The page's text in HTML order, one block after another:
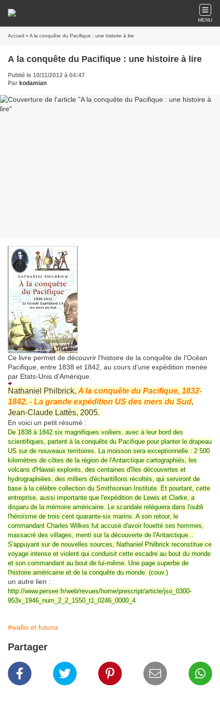
MENU
Accueil » A la conquête du Pacifique : une histoire à lire
A la conquête du Pacifique : une histoire à lire
Publié le 10/11/2012 à 04:47
Par kodamian
Ce livre permet de découvrir l'histoire de la conquête de l'Océan
Pacifique, entre 1838 et 1842, au cours d'une expédition menée
par Etats-Unis d'Amérique.
Nathaniel Philbrick, A la conquête du Pacifique, 1832-
1842. - La grande expédition US des mers du Sud,
Jean-Claude Lattès, 2005.
En voici un petit résumé :
De 1838 à 1842 six magnifiques voiliers, avec à leur bord des
scientifiques, partent à la conquête du Pacifique pour planter le drapeau
US sur de nouveaux territoires. La moisson sera exceptionnelle : 2 500
kilomètres de côtes de la région de l'Antarctique cartographiés, les
volcans d'Hawaii explorés, des centaines d'îles découvertes et
hydrographiées, des milliers d'échantillons récoltés, qui serviront de
base à la célèbre collection du Smithsonian Institute. Et pourtant, cette
entreprise, aussi importante que l'expédition de Lewis et Clarke, a
disparu de la mémoire américaine. Le scandale reléguera dans l'oubli
l'héroïsme de trois cent quarante-six marins. A son retour, le
commandant Charles Wilkes fut accusé d'avoir fouetté ses hommes,
massacré des villages, menti sur la découverte de l'Antarctique...
S'appuyant sur de nouvelles sources, Nathaniel Philbrick reconstitue ce
voyage intense et violent qui conduisit cette escadre au bout du monde
et son commandant au bout de lui-même. Une page superbe de
l'histoire américaine et de la conquête du monde. (couv.)
un autre lien :
http://www.persee.fr/web/revues/home/prescript/article/jso_0300-
953x_1946_num_2_2_1550_t1_0246_0000_4
#wallis et futuna
Partager